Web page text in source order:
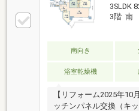
3SLDK
3階 南
南向き
浴室乾燥機
【リフォーム2025年
ッチンパネル交換（キ